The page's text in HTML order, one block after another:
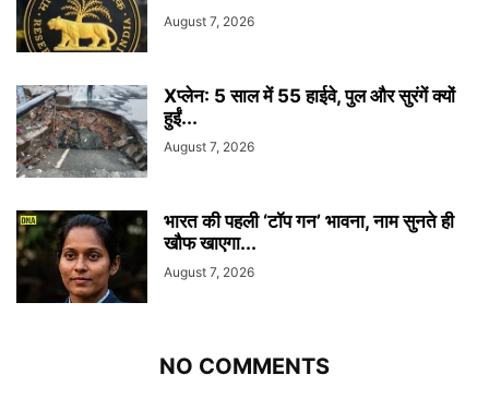
August 7, 2026
Xप्लेन: 5 साल में 55 हाईवे, पुल और सुरंगें क्यों
हुईं...
August 7, 2026
भारत की पहली ‘टॉप गन’ भावना, नाम सुनते ही
खौफ खाएगा...
August 7, 2026
NO COMMENTS